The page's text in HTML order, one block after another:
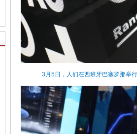
3月5日，人们在西班牙巴塞罗那举